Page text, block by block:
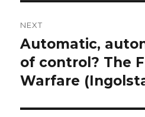
NEXT
Next
post:
Automatic,
of control? The
Warfare